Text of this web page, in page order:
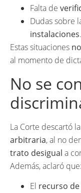
Falta de
Dudas sobre
instalaciones.
Estas situaciones
al momento de
No se
La Corte descartó
arbitraria, al no
trato desigual a
Además, aclaró que:
El recurso